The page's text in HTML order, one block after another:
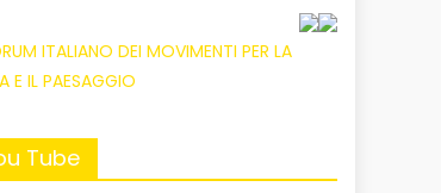
Tube